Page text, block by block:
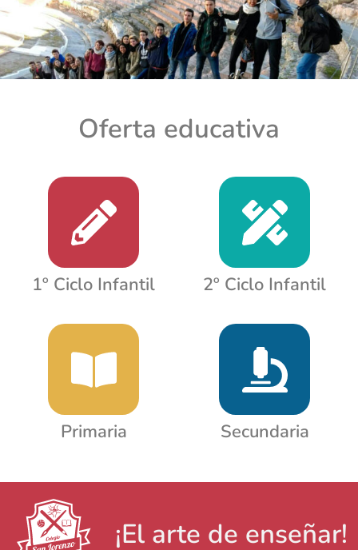
Oferta educativa
1º Ciclo Infantil 2º Ciclo Infantil
Primaria Secundaria
¡El arte de enseñar!